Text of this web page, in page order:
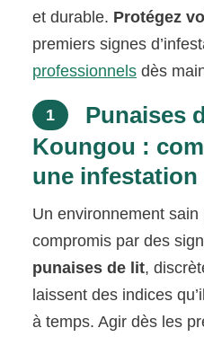
et durable. Protégez
premiers signes
professionnels dès
1
Punaises
Koungou :
une
Un environnement
compromis par des
punaises de lit,
laissent des indices
à temps. Agir dès les